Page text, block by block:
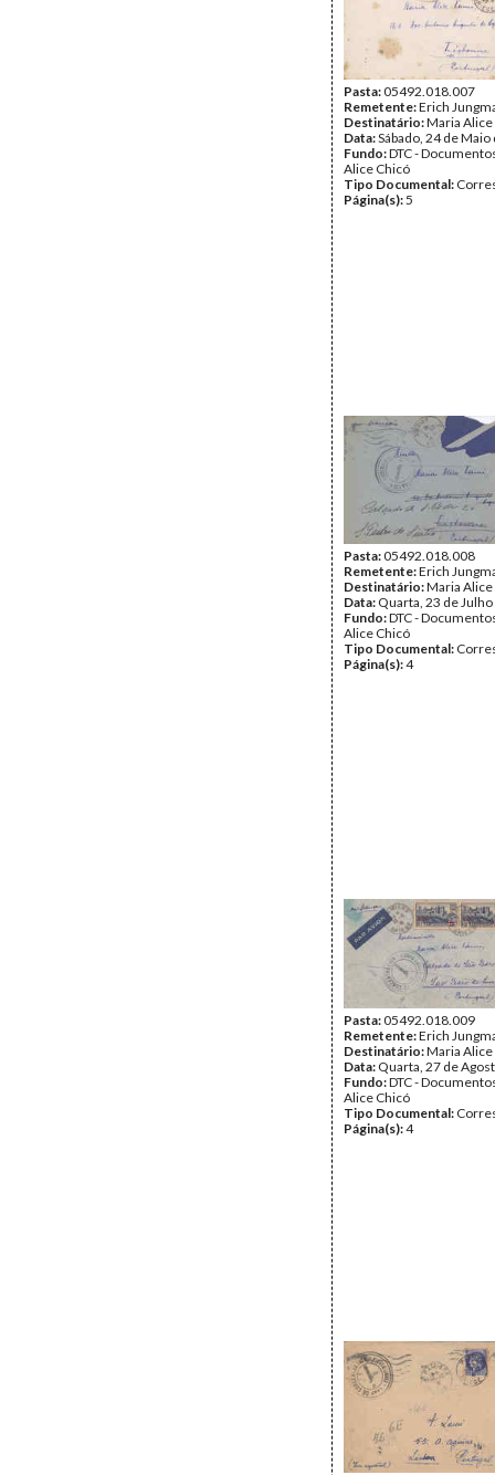
Pasta:05492.018.007
Remetente:Erich
Destinatário:Maria Alice
Data:Sábado, 24 de
Fundo:DTC -
Alice Chicó
Tipo Documental:
Página(s):5
Pasta:05492.018.008
Remetente:Erich
Destinatário:Maria Alice
Data: Quarta, 23 de
Fundo:DTC -
Alice Chicó
Tipo Documental:
Página(s):4
Pasta:05492.018.009
Remetente:Erich
Destinatário:Maria Alice
Data: Quarta, 27 de
Fundo:DTC -
Alice Chicó
Tipo Documental:
Página(s):4